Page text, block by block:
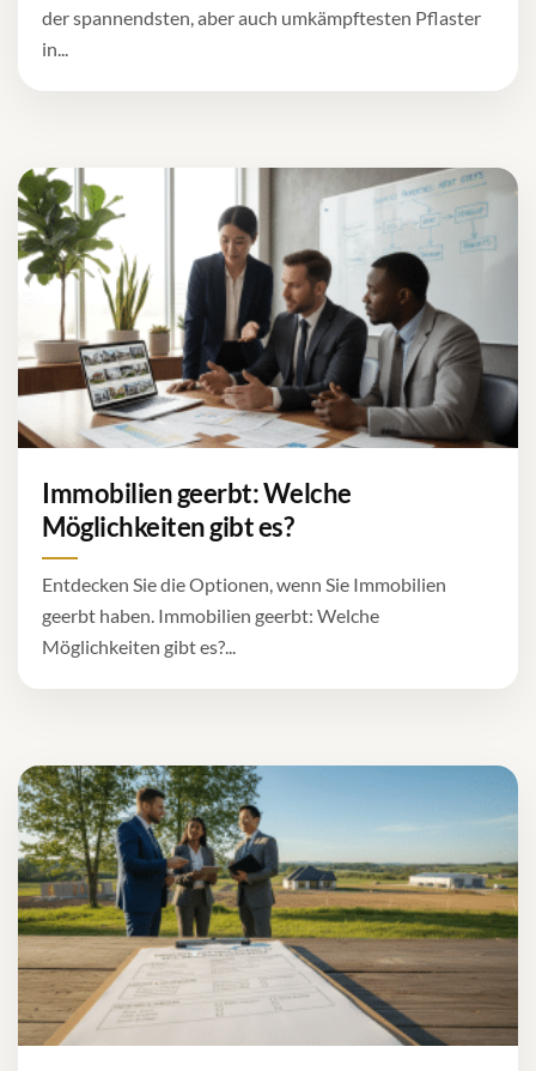
der spannendsten, aber auch umkämpftesten Pflaster
in...
Immobilien geerbt: Welche
Möglichkeiten gibt es?
Entdecken Sie die Optionen, wenn Sie Immobilien
geerbt haben. Immobilien geerbt: Welche
Möglichkeiten gibt es?...